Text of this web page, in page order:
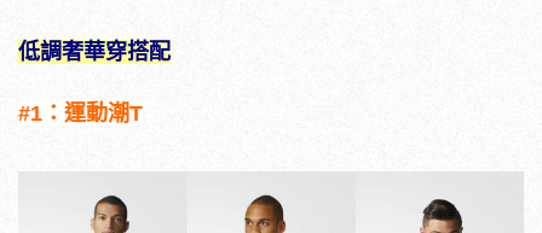
低調奢華穿搭配
#1：運動潮T